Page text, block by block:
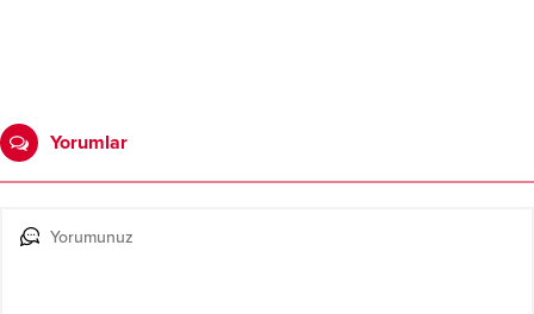
Yorumlar